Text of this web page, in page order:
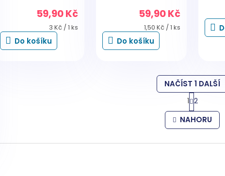
59,90 Kč
Měrná
cena:
3 Kč / 1 ks
Do košíku
59,90 Kč
Měrná
cena:
1,50 Kč / 1 ks
Do košíku
O
v
l
d
NAČÍST 1 DALŠÍ
S
t
r
á
n
o
1 2
NAHORU